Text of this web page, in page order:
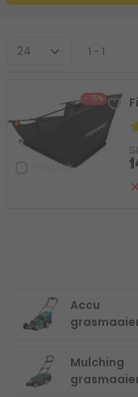
1 - 1
- 75%
Vergelijk
Accu
Mulching